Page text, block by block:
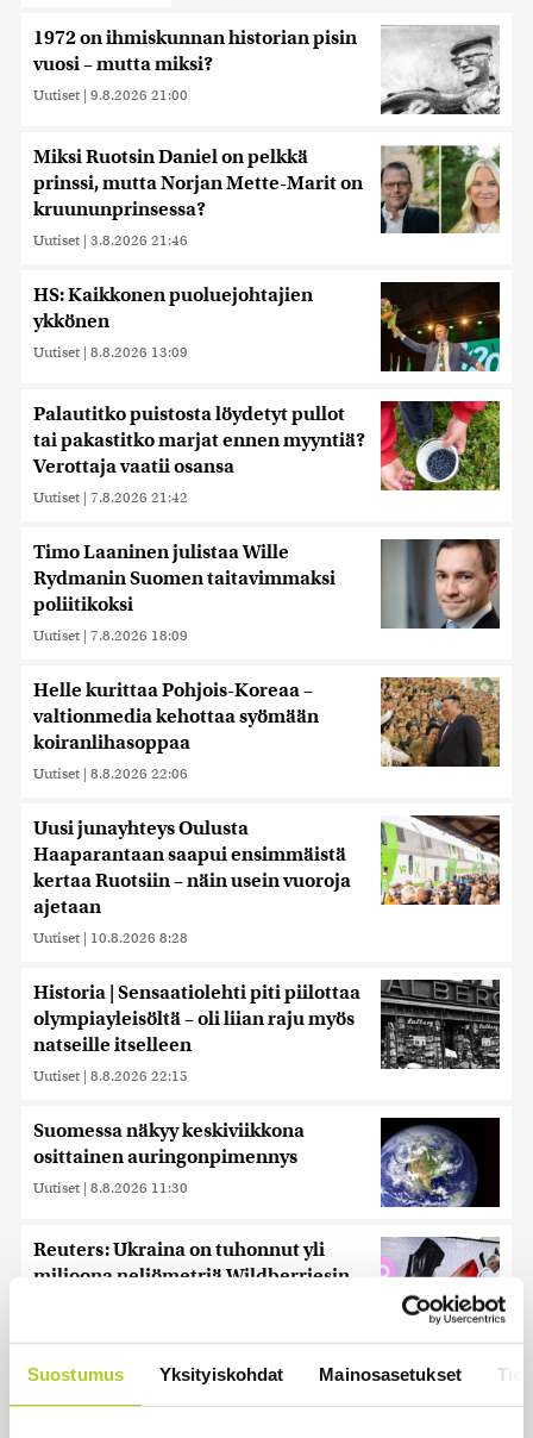
Suostumus Yksityiskohdat Mainosasetukset
1972 on ihmiskunnan historian pisin
vuosi – mutta miksi?
Uutiset | 9.8.2026 21:00
Miksi Ruotsin Daniel on pelkkä
prinssi, mutta Norjan Mette-Marit on
kruununprinsessa?
Uutiset | 3.8.2026 21:46
HS: Kaikkonen puoluejohtajien
ykkönen
Uutiset | 8.8.2026 13:09
Palautitko puistosta löydetyt pullot
tai pakastitko marjat ennen myyntiä?
Verottaja vaatii osansa
Uutiset | 7.8.2026 21:42
Timo Laaninen julistaa Wille
Rydmanin Suomen taitavimmaksi
poliitikoksi
Uutiset | 7.8.2026 18:09
Helle kurittaa Pohjois-Koreaa –
valtionmedia kehottaa syömään
koiranlihasoppaa
Uutiset | 8.8.2026 22:06
Uusi junayhteys Oulusta
Haaparantaan saapui ensimmäistä
kertaa Ruotsiin – näin usein vuoroja
ajetaan
Uutiset | 10.8.2026 8:28
Historia | Sensaatiolehti piti piilottaa
olympiayleisöltä – oli liian raju myös
natseille itselleen
Uutiset | 8.8.2026 22:15
Suomessa näkyy keskiviikkona
osittainen auringonpimennys
Uutiset | 8.8.2026 11:30
Reuters: Ukraina on tuhonnut yli
miljoona neliömetriä Wildberriesin